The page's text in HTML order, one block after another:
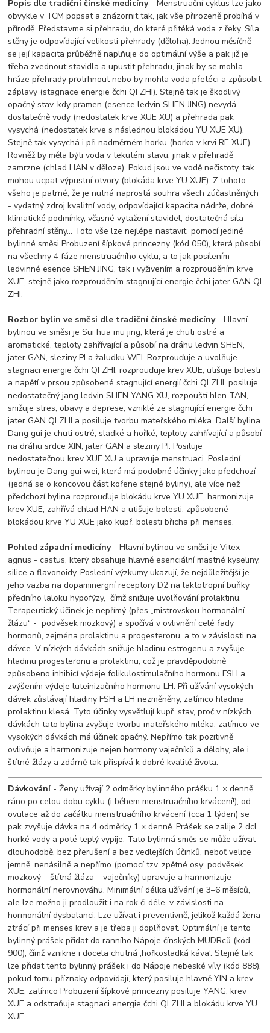
Popis dle tradiční čínské medicíny- Menstruační cyklus lze jako
obvykle v TCM popsat a znázornit tak, jak vše přirozeně probíhá v
přírodě. Představme si přehradu, do které přitéká voda z řeky. Síla
stěny je odpovídající velikosti přehrady (děloha). Jednou měsíčně
se její kapacita průběžně naplňuje do optimální výše a pak již je
třeba zvednout stavidla a upustit přehradu, jinak by se mohla
hráze přehrady protrhnout nebo by mohla voda přetéci a způsobit
záplavy (stagnace energie čchi QI ZHI). Stejně tak je škodlivý
opačný stav, kdy pramen (esence ledvin SHEN JING) nevydá
dostatečně vody (nedostatek krve XUE XU) a přehrada pak
vysychá (nedostatek krve s následnou blokádou YU XUE XU).
Stejně tak vysychá i při nadměrném horku (horko v krvi RE XUE).
Rovněž by měla býti voda v tekutém stavu, jinak v přehradě
zamrzne (chlad HAN v děloze). Pokud jsou ve vodě nečistoty, tak
mohou ucpat výpustní otvory (blokáda krve YU XUE). Z tohoto
všeho je patrné, že je nutná naprostá souhra všech zúčastněných
- vydatný zdroj kvalitní vody, odpovídající kapacita nádrže, dobré
klimatické podmínky, včasné vytažení stavidel, dostatečná síla
přehradní stěny… Toto vše lze nejlépe nastavit pomocí jediné
bylinné směsi Probuzení šípkové princezny (kód 050), která působí
na všechny 4 fáze menstruačního cyklu, a to jak posílením
ledvinné esence SHEN JING, tak i vyživením a rozprouděním krve
XUE, stejně jako rozprouděním stagnující energie čchi jater GAN QI
ZHI.
Rozbor bylin ve směsi dle tradiční čínské medicíny- Hlavní
bylinou ve směsi je Sui hua mu jing, která je chuti ostré a
aromatické, teploty zahřívající a působí na dráhu ledvin SHEN,
jater GAN, sleziny PI a žaludku WEI. Rozprouďuje a uvolňuje
stagnaci energie čchi QI ZHI, rozprouďuje krev XUE, utišuje bolesti
a napětí v prsou způsobené stagnující energií čchi QI ZHI, posiluje
nedostatečný jang ledvin SHEN YANG XU, rozpouští hlen TAN,
snižuje stres, obavy a deprese, vzniklé ze stagnující energie čchi
jater GAN QI ZHI a posiluje tvorbu mateřského mléka. Další bylina
Dang gui je chuti ostré, sladké a hořké, teploty zahřívající a působí
na dráhu srdce XIN, jater GAN a sleziny PI. Posiluje
nedostatečnou krev XUE XU a upravuje menstruaci. Poslední
bylinou je Dang gui wei, která má podobné účinky jako předchozí
(jedná se o koncovou část kořene stejné byliny), ale více než
předchozí bylina rozprouďuje blokádu krve YU XUE, harmonizuje
krev XUE, zahřívá chlad HAN a utišuje bolesti, způsobené
blokádou krve YU XUE jako kupř. bolesti břicha při menses.
Pohled západní medicíny- Hlavní bylinou ve směsi je Vitex
agnus - castus, který obsahuje hlavně esenciální mastné kyseliny,
silice a flavonoidy. Poslední výzkumy ukazují, že nejdůležitější je
jeho vazba na dopaminergní receptory D2 na laktotropní buňky
předního laloku hypofýzy, čímž snižuje uvolňování prolaktinu.
Terapeutický účinek je nepřímý (přes „mistrovskou hormonální
žlázu“ - podvěsek mozkový) a spočívá v ovlivnění celé řady
hormonů, zejména prolaktinu a progesteronu, a to v závislosti na
dávce. V nízkých dávkách snižuje hladinu estrogenu a zvyšuje
hladinu progesteronu a prolaktinu, což je pravděpodobně
způsobeno inhibicí výdeje folikulostimulačního hormonu FSH a
zvýšením výdeje luteinizačního hormonu LH. Při užívání vysokých
dávek zůstávají hladiny FSH a LH nezměněny, zatímco hladina
prolaktinu klesá. Tyto účinky vysvětlují kupř. stav, proč v nízkých
dávkách tato bylina zvyšuje tvorbu mateřského mléka, zatímco ve
vysokých dávkách má účinek opačný. Nepřímo tak pozitivně
ovlivňuje a harmonizuje nejen hormony vaječníků a dělohy, ale i
štítné žlázy a zdárně tak přispívá k dobré kvalitě života.
Dávkování- Ženy užívají 2 odměrky bylinného prášku 1 × denně
ráno po celou dobu cyklu (i během menstruačního krvácení!), od
ovulace až do začátku menstruačního krvácení (cca 1 týden) se
pak zvyšuje dávka na 4 odměrky 1 × denně. Prášek se zalije 2 dcl
horké vody a poté teplý vypije. Tato bylinná směs se může užívat
dlouhodobě, bez přerušení a bez vedlejších účinků, neboť velice
jemně, nenásilně a nepřímo (pomocí tzv. zpětné osy: podvěsek
mozkový – štítná žláza – vaječníky) upravuje a harmonizuje
hormonální nerovnováhu. Minimální délka užívání je 3–6 měsíců,
ale lze možno ji prodloužit i na rok či déle, v závislosti na
hormonální dysbalanci. Lze užívat i preventivně, jelikož každá žena
ztrácí při menses krev a je třeba ji doplňovat. Optimální je tento
bylinný prášek přidat do ranního Nápoje čínských MUDRců (kód
900), čímž vznikne i docela chutná ‚hořkosladká káva‘. Stejně tak
lze přidat tento bylinný prášek i do Nápoje nebeské víly (kód 888),
pokud tomu příznaky odpovídají, který posiluje hlavně YIN a krev
XUE, zatímco Probuzení šípkové princezny posiluje YANG, krev
XUE a odstraňuje stagnaci energie čchi QI ZHI a blokádu krve YU
XUE.